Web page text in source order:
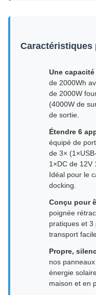
Caractéristiques
Une
de 2000Wh
de 2000W
(4000W de
de sortie.
Étendre 6
équipé de
de 3×
1×DC de 12V
Idéal pour le
docking.
Conçu pour
poignée
pratiques et 3
transport
Propre,
nos
énergie
maison et en